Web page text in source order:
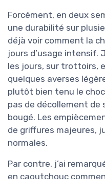
Forcément, en deux
une durabilité sur
déjà voir comment la
jours d’usage intensif.
les jours, sur trottoirs,
quelques averses
plutôt bien tenu le
pas de décollement de
bougé. Les
de griffures majeures,
normales.
Par contre, j’ai
en caoutchouc